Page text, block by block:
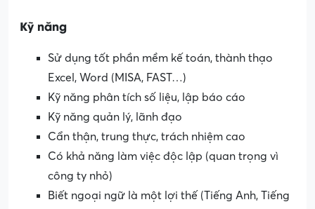
Kỹ năng
Sử dụng tốt phần mềm kế toán, thành thạo
Excel, Word (MISA, FAST…)
Kỹ năng phân tích số liệu, lập báo cáo
Kỹ năng quản lý, lãnh đạo
Cẩn thận, trung thực, trách nhiệm cao
Có khả năng làm việc độc lập (quan trọng vì
công ty nhỏ)
Biết ngoại ngữ là một lợi thế (Tiếng Anh, Tiếng